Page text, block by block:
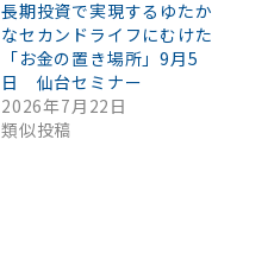
長期投資で実現するゆたか
なセカンドライフにむけた
「お金の置き場所」9月5
日 仙台セミナー
2026年7月22日
類似投稿